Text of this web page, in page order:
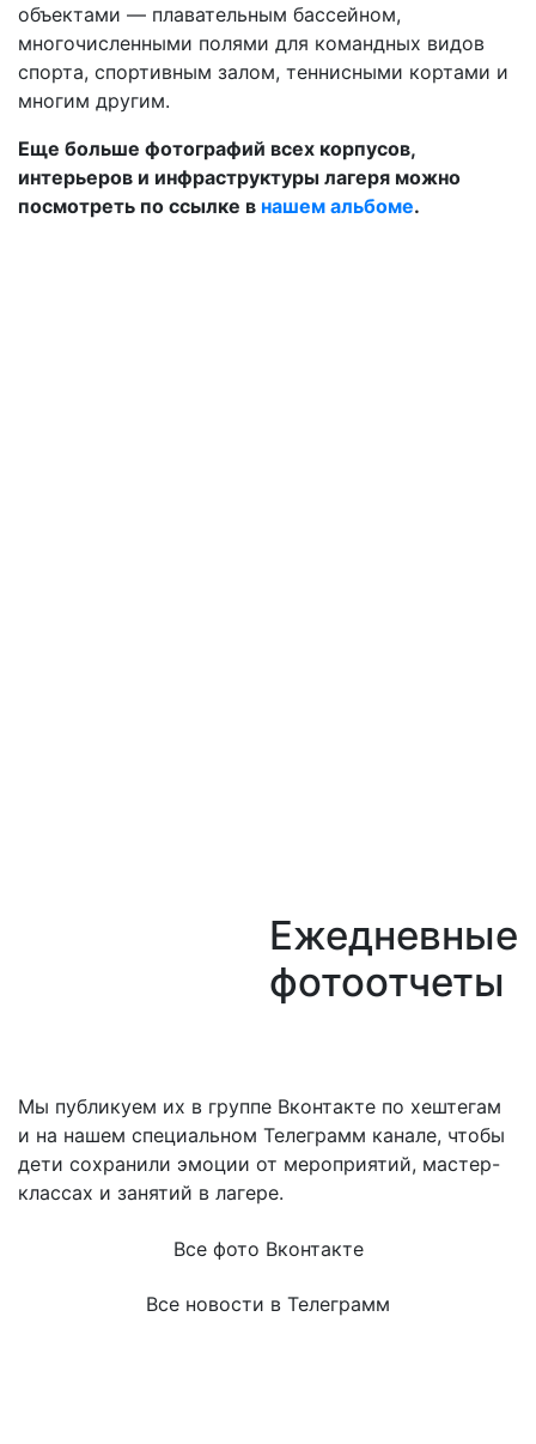
объектами — плавательным бассейном,
многочисленными полями для командных видов
спорта, спортивным залом, теннисными кортами и
многим другим.
Еще больше фотографий всех корпусов,
интерьеров и инфраструктуры лагеря можно
посмотреть по ссылке в нашем альбоме.
Ежедневные
фотоотчеты
Мы публикуем их в группе Вконтакте по хештегам
и на нашем специальном Телеграмм канале, чтобы
дети сохранили эмоции от мероприятий, мастер-
классах и занятий в лагере.
Все фото Вконтакте
Все новости в Телеграмм